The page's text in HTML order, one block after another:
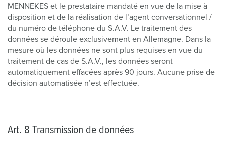
MENNEKES et le prestataire mandaté en vue de la mise à
disposition et de la réalisation de l’agent conversationnel /
du numéro de téléphone du S.A.V. Le traitement des
données se déroule exclusivement en Allemagne. Dans la
mesure où les données ne sont plus requises en vue du
traitement de cas de S.A.V., les données seront
automatiquement effacées après 90 jours. Aucune prise de
décision automatisée n’est effectuée.
Art. 8 Transmission de données